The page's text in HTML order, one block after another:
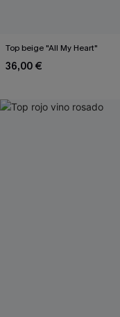
Top beige "All My Heart"
36,00 €